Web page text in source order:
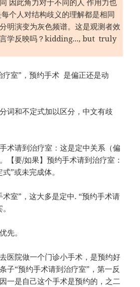
因此角力对于不同的人 作用力也
个人对结构歧义的理解都是相同
明演变为灰色频谱。这是观测者效
言学反映吗？kidding..., but truly
疗室”，预约手术 是偏正还是动
词和不定式加以区分，中文有歧
术请到治疗室：这是定中关系（偏
【要/如果】预约手术请到治疗室：
”或未完成体。
室”，这大多是定中. “预约手术请
先。
医院做一个门诊小手术，是预约好
子“预约手术请到治疗室”，第一反
一是自己这个手术是预约的，之二